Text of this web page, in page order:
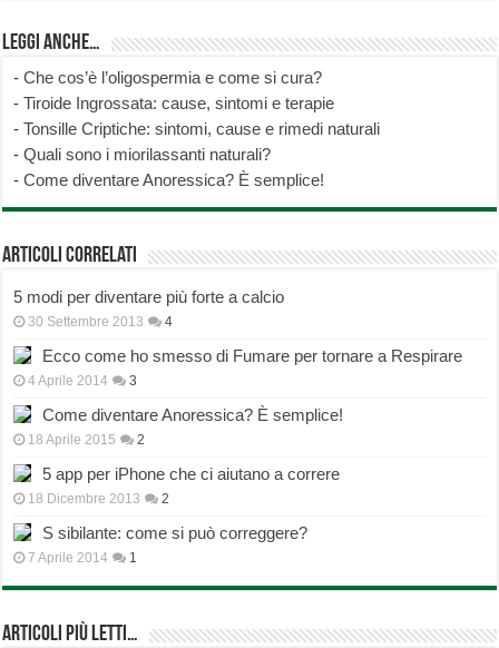
Leggi anche…
-Che cos’è l’oligospermia e come si cura?
-Tiroide Ingrossata: cause, sintomi e terapie
-Tonsille Criptiche: sintomi, cause e rimedi naturali
-Quali sono i miorilassanti naturali?
-Come diventare Anoressica? È semplice!
Articoli correlati
5 modi per diventare più forte a calcio
30 Settembre 2013 4
Ecco come ho smesso di Fumare per tornare a Respirare
4 Aprile 2014 3
Come diventare Anoressica? È semplice!
18 Aprile 2015 2
5 app per iPhone che ci aiutano a correre
18 Dicembre 2013 2
S sibilante: come si può correggere?
7 Aprile 2014 1
Articoli più Letti…